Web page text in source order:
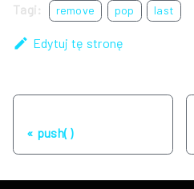
Tagi: remove pop last
Edytuj tę stronę
push( )